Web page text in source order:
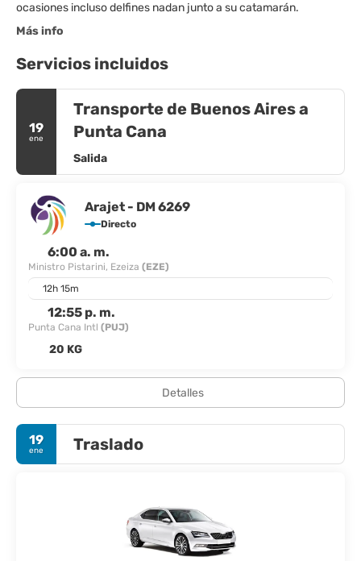
Más info
Servicios incluidos
19
ene
Transporte de Buenos Aires a
Punta Cana
Salida
Arajet - DM 6269
Directo
6:00 a. m.
Ministro Pistarini, Ezeiza (EZE)
12h 15m
12:55 p. m.
Punta Cana Intl (PUJ)
20 KG
Detalles
19
ene Traslado